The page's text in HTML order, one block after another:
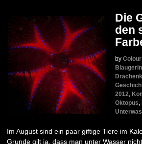
Die
den
by
2012,
Oktopus,
Im August sind ein paar giftige Tiere im
Grunde gilt ja, dass man unter Wasser